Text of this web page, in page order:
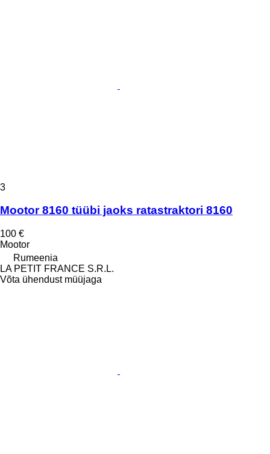
3
Mootor 8160 tüübi jaoks ratastraktori 8160
100 €
Mootor
Rumeenia
LA PETIT FRANCE S.R.L.
Võta ühendust müüjaga